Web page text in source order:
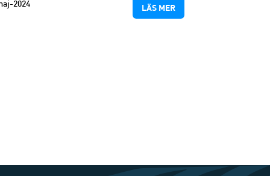
2024 LÄS MER